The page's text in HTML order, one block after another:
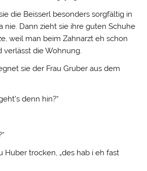
die Beisserl besonders sorgfältig in
nie. Dann zieht sie ihre guten Schuhe
weil man beim Zahnarzt eh schon
die Wohnung.
sie der Frau Gruber aus dem
denn hin?“
Huber trocken, „des hab i eh fast